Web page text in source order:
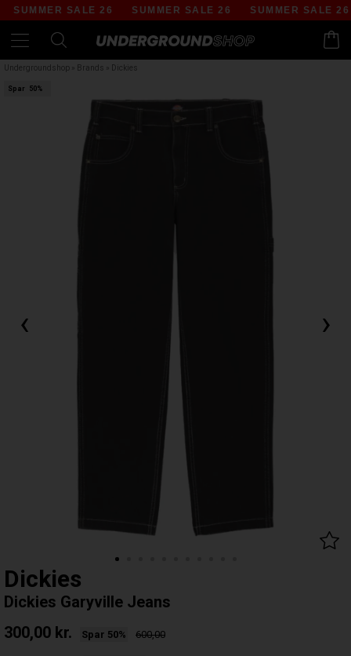
SUMMER SALE 26 SUMMER SALE 26 SUMMER SALE 26
Undergroundshop Brands Dickies
Spar 50%
‹ ›
Dickies
Dickies Garyville Jeans
300,00 kr. Spar 50% 600,00